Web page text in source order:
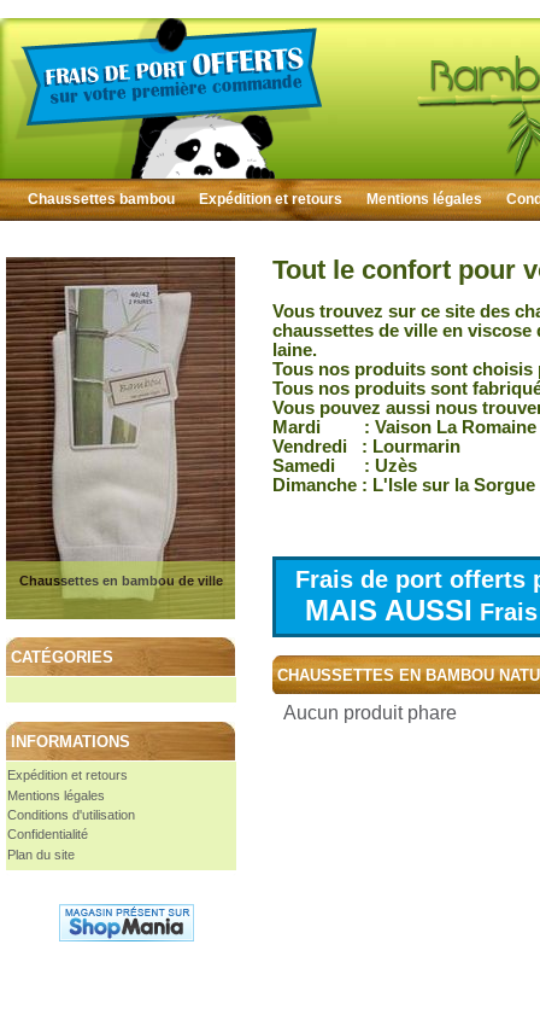
Chaussettes bambou Expédition et retours Mentions légales
Chaussettes en bambou de ville
CATÉGORIES
INFORMATIONS
Expédition et retours
Mentions légales
Conditions d'utilisation
Confidentialité
Plan du site
Tout le confort pour
Vous trouvez sur ce site des
chaussettes de ville en
laine.
Tous nos produits sont choisis
Tous nos produits sont
Vous pouvez aussi nous
Mardi : Vaison La Romaine
Vendredi : Lourmarin
Samedi : Uzès
Dimanche : L'Isle sur la Sorgue
Frais de port offerts
MAIS AUSSI
CHAUSSETTES EN BAMBOU
Aucun produit phare